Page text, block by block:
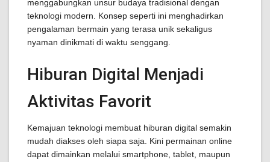
menggabungkan unsur budaya tradisional dengan
teknologi modern. Konsep seperti ini menghadirkan
pengalaman bermain yang terasa unik sekaligus
nyaman dinikmati di waktu senggang.
Hiburan Digital Menjadi
Aktivitas Favorit
Kemajuan teknologi membuat hiburan digital semakin
mudah diakses oleh siapa saja. Kini permainan online
dapat dimainkan melalui smartphone, tablet, maupun